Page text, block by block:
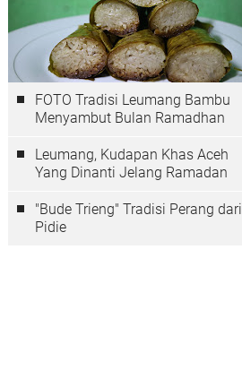
FOTO Tradisi Leumang Bambu
Menyambut Bulan Ramadhan
Leumang, Kudapan Khas Aceh
Yang Dinanti Jelang Ramadan
"Bude Trieng" Tradisi Perang dari
Pidie